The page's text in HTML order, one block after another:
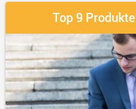
Top 9 Produkte